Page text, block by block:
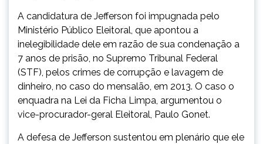
A candidatura de Jefferson foi impugnada pelo
Ministério Público Eleitoral, que apontou a
inelegibilidade dele em razão de sua condenação a
7 anos de prisão, no Supremo Tribunal Federal
(STF), pelos crimes de corrupção e lavagem de
dinheiro, no caso do mensalão, em 2013. O caso o
enquadra na Lei da Ficha Limpa, argumentou o
vice-procurador-geral Eleitoral, Paulo Gonet.
A defesa de Jefferson sustentou em plenário que ele